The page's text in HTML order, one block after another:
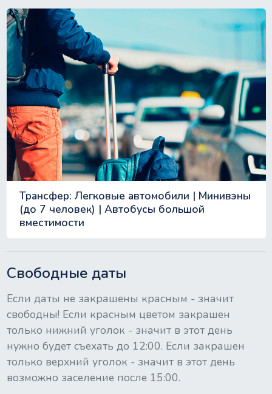
Трансфер: Легковые автомобили | Минивэны
(до 7 человек) | Автобусы большой
вместимости
Свободные даты
Если даты не закрашены красным - значит
свободны! Если красным цветом закрашен
только нижний уголок - значит в этот день
нужно будет съехать до 12:00. Если закрашен
только верхний уголок - значит в этот день
возможно заселение после 15:00.